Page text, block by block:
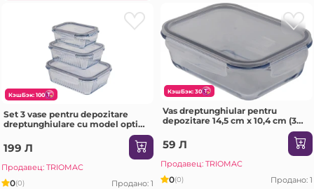
КэшБэк: 100
Set 3 vase pentru depozitare
dreptunghiulare cu model optic
embosat (380 cc + 640 cc + 1040
cc), Borart
199 Л
Продавец: TRIOMAC
0(0) Продано: 1
КэшБэк: 30
Vas dreptunghiular pentru
depozitare 14,5 cm x 10,4 cm (380
cc) cu capac din plastic, Borart
59 Л
Продавец: TRIOMAC
0(0) Продано: 1